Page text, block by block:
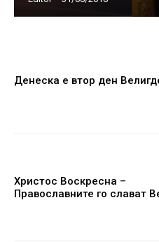
Денеска е втор ден
Христос Воскресна –
Православните го слават